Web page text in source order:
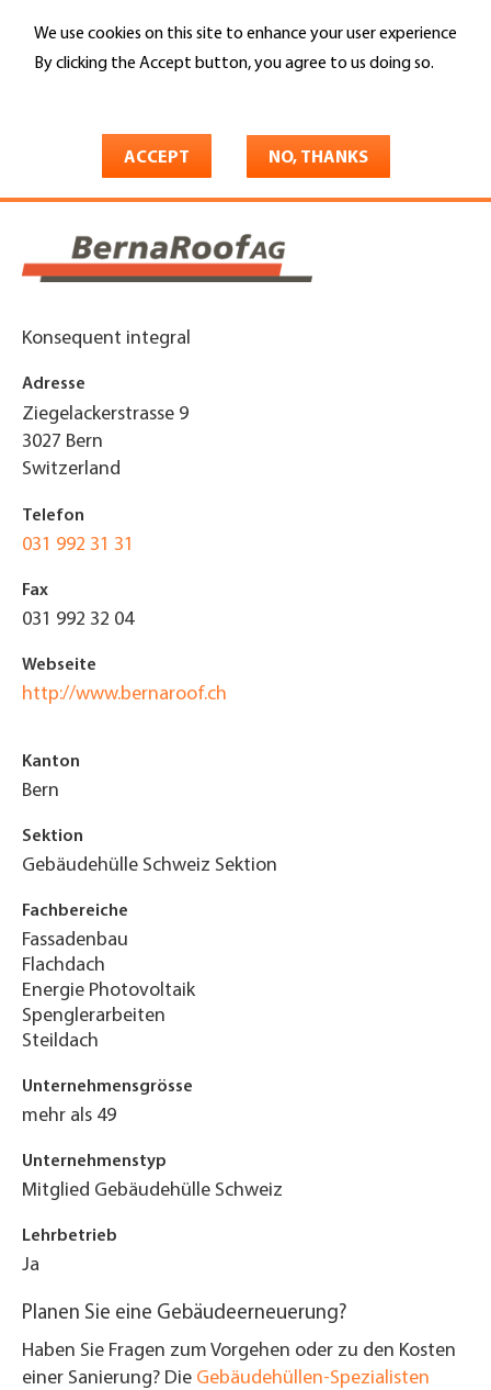
We use cookies on this site to enhance your user experience
By clicking the Accept button, you agree to us doing so.
ACCEPT NO, THANKS
main
Search
BernaRoof AG
Konsequent integral
Adresse
Ziegelackerstrasse 9
3027 Bern
Switzerland
Telefon
031 992 31 31
Fax
031 992 32 04
Webseite
http://www.bernaroof.ch
Kanton
Bern
Sektion
Gebäudehülle Schweiz Sektion
Fachbereiche
Fassadenbau
Flachdach
Energie Photovoltaik
Spenglerarbeiten
Steildach
Unternehmensgrösse
mehr als 49
Unternehmenstyp
Mitglied Gebäudehülle Schweiz
Lehrbetrieb
Ja
Planen Sie eine Gebäudeerneuerung?
Haben Sie Fragen zum Vorgehen oder zu den Kosten
einer Sanierung? Die Gebäudehüllen-Spezialisten